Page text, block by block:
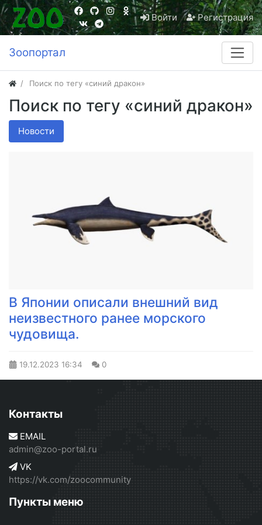
Войти Регистрация
Зоопортал
Поиск по тегу «синий дракон»
Поиск по тегу «синий дракон»
Новости
В Японии описали внешний вид
неизвестного ранее морского
чудовища.
19.12.2023 16:34 0
Контакты
EMAIL
admin@zoo-portal.ru
VK
https://vk.com/zoocommunity
Пункты меню